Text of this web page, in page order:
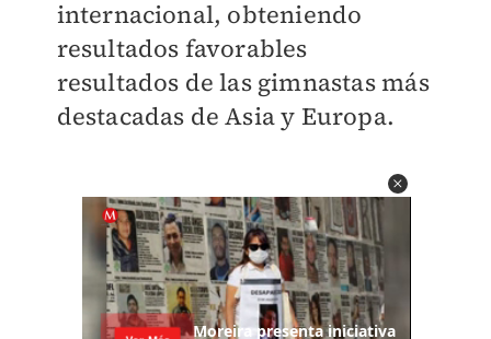
internacional, obteniendo
resultados favorables
resultados de las gimnastas más
destacadas de Asia y Europa.